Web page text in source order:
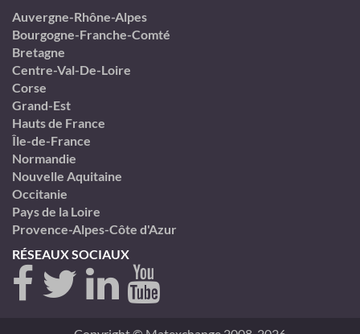
Auvergne-Rhône-Alpes
Bourgogne-Franche-Comté
Bretagne
Centre-Val-De-Loire
Corse
Grand-Est
Hauts de France
Île-de-France
Normandie
Nouvelle Aquitaine
Occitanie
Pays de la Loire
Provence-Alpes-Côte d'Azur
RÉSEAUX SOCIAUX